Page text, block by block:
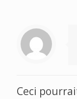
Ceci